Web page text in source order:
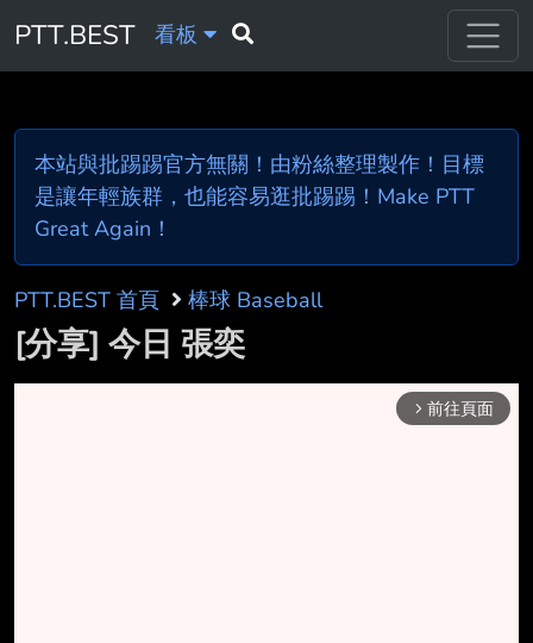
PTT.BEST 看板
本站與批踢踢官方無關！由粉絲整理製作！目標
是讓年輕族群，也能容易逛批踢踢！Make PTT
Great Again！
PTT.BEST 首頁 棒球 Baseball
[分享] 今日 張奕
arrow_forward_ios 前往頁面